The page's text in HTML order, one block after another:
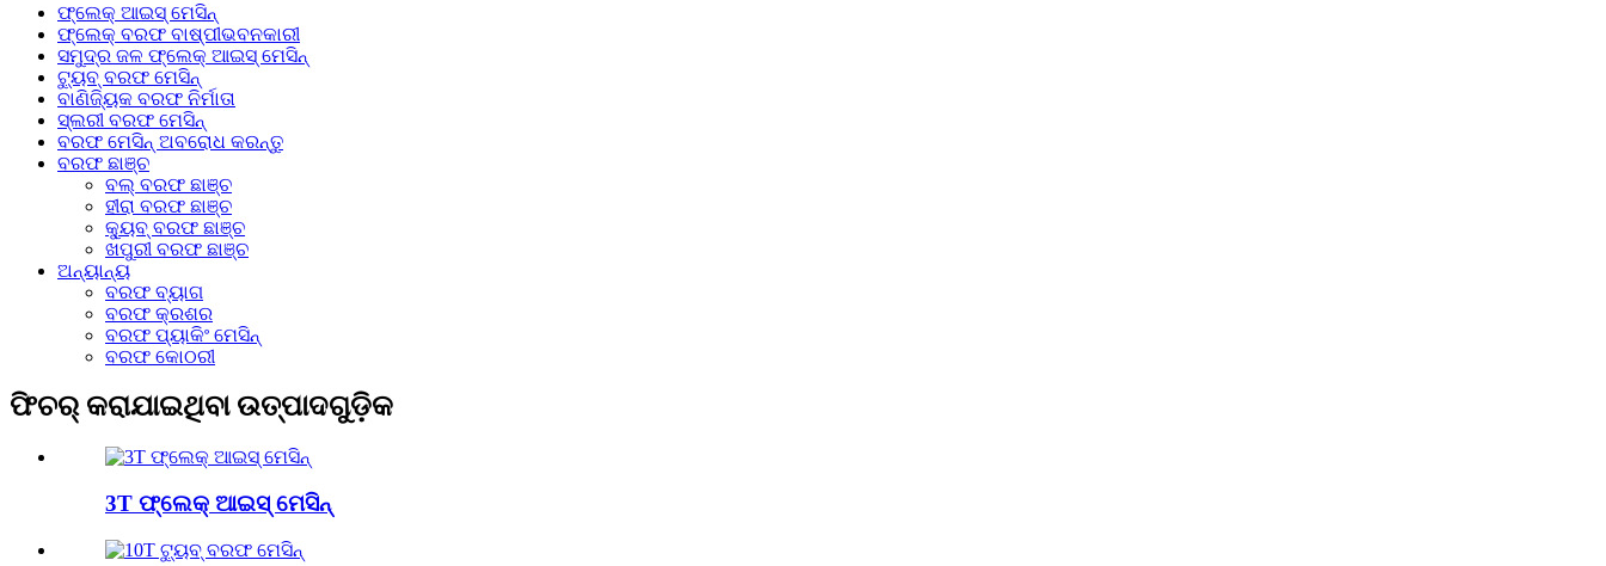
ଫ୍ଲେକ୍ ଆଇସ୍ ମେସିନ୍
ଫ୍ଲେକ୍ ବରଫ ବାଷ୍ପୀଭବନକାରୀ
ସମୁଦ୍ର ଜଳ ଫ୍ଲେକ୍ ଆଇସ୍ ମେସିନ୍
ଟ୍ୟୁବ୍ ବରଫ ମେସିନ୍
ବାଣିଜ୍ୟିକ ବରଫ ନିର୍ମାତା
ସ୍ଲରୀ ବରଫ ମେସିନ୍
ବରଫ ମେସିନ୍ ଅବରୋଧ କରନ୍ତୁ
ବରଫ ଛାଞ୍ଚ
ବଲ୍ ବରଫ ଛାଞ୍ଚ
ହୀରା ବରଫ ଛାଞ୍ଚ
କ୍ୟୁବ୍ ବରଫ ଛାଞ୍ଚ
ଖପୁରୀ ବରଫ ଛାଞ୍ଚ
ଅନ୍ୟାନ୍ୟ
ବରଫ ବ୍ୟାଗ
ବରଫ କ୍ରଶର
ବରଫ ପ୍ୟାକିଂ ମେସିନ୍
ବରଫ କୋଠରୀ
ଫିଚର୍ କରାଯାଇଥିବା ଉତ୍ପାଦଗୁଡ଼ିକ
3T ଫ୍ଲେକ୍ ଆଇସ୍ ମେସିନ୍